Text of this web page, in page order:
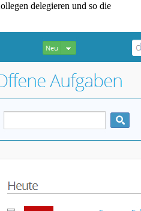
delegieren und so die